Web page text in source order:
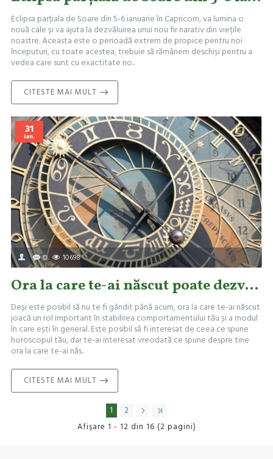
Eclipsa parțiala de Soare din 5-6 ianuarie în Capricorn, va lumina o
nouă cale și va ajuta la dezvăluirea unui nou fir narativ din viețile
noastre. Aceasta este o perioadă extrem de propice pentru noi
începuturi, cu toate acestea, trebuie să rămânem deschiși pentru a
vedea care sunt cu exactitate no..
CITESTE MAI MULT
31
ian.
0 10698
Ora la care te-ai născut poate dezvălui secrete interesante despre tine
Deși este posibil să nu te fi gândit până acum, ora la care te-ai născut
joacă un rol important în stabilirea comportamentului tău și a modul
în care ești în general. Este posibil să fi interesat de ceea ce spune
horoscopul tău, dar te-ai interesat vreodată ce spune despre tine
ora la care te-ai năs..
CITESTE MAI MULT
1
2
Afişare 1 - 12 din 16 (2 pagini)